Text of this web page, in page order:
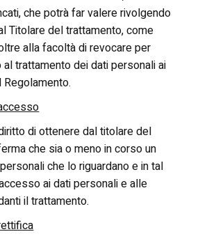
che potrà far valere rivolgendo
Titolare del trattamento, come
alla facoltà di revocare per
trattamento dei dati personali ai
Regolamento.
di ottenere dal titolare del
che sia o meno in corso un
che lo riguardano e in tal
ai dati personali e alle
il trattamento.